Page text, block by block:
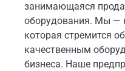
занимающаяся
оборудования. Мы —
которая стремится
качественным
бизнеса. Наше